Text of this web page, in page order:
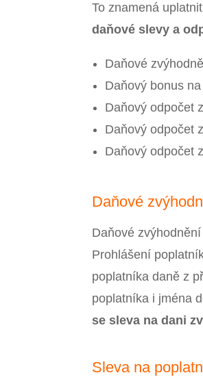
To znamená
daňové slevy a
Daňové
Daňový bonus
Daňový odpočet
Daňový odpočet
Daňový odpočet
Daňové
Daňové
Prohlášení
poplatníka daně z
poplatníka i jména
se sleva na dani
Sleva na